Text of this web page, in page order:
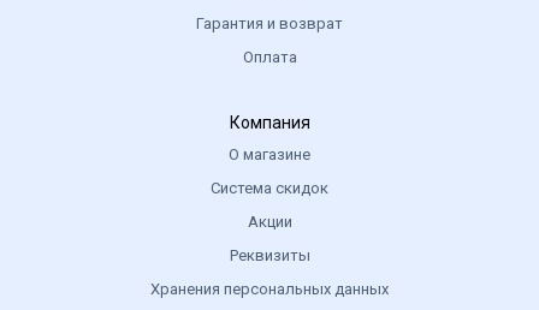
Гарантия и возврат
Оплата
Компания
О магазине
Система скидок
Акции
Реквизиты
Хранения персональных данных